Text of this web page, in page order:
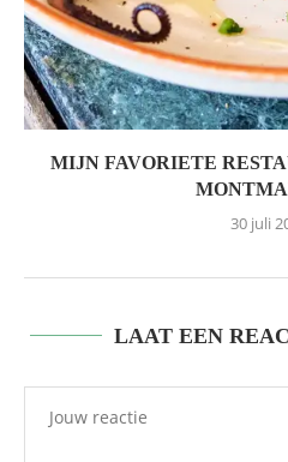
MIJN FAVORIETE
30 juli
LAAT EEN